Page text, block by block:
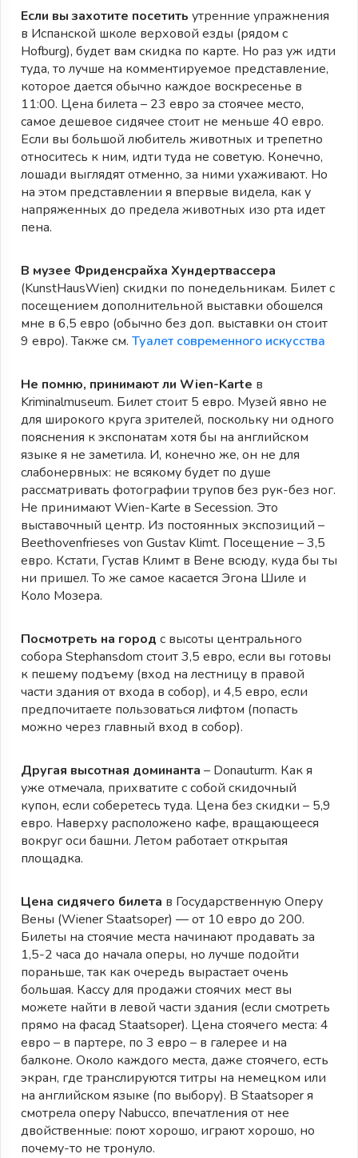
Если вы захотите посетить утренние упражнения
в Испанской школе верховой езды (рядом с
Hofburg), будет вам скидка по карте. Но раз уж идти
туда, то лучше на комментируемое представление,
которое дается обычно каждое воскресенье в
11:00. Цена билета – 23 евро за стоячее место,
самое дешевое сидячее стоит не меньше 40 евро.
Если вы большой любитель животных и трепетно
относитесь к ним, идти туда не советую. Конечно,
лошади выглядят отменно, за ними ухаживают. Но
на этом представлении я впервые видела, как у
напряженных до предела животных изо рта идет
пена.
В музее Фриденсрайха Хундертвассера
(KunstHausWien) скидки по понедельникам. Билет с
посещением дополнительной выставки обошелся
мне в 6,5 евро (обычно без доп. выставки он стоит
9 евро). Также см. Туалет современного искусства
Не помню, принимают ли Wien-Karte в
Kriminalmuseum. Билет стоит 5 евро. Музей явно не
для широкого круга зрителей, поскольку ни одного
пояснения к экспонатам хотя бы на английском
языке я не заметила. И, конечно же, он не для
слабонервных: не всякому будет по душе
рассматривать фотографии трупов без рук-без ног.
Не принимают Wien-Karte в Secession. Это
выставочный центр. Из постоянных экспозиций –
Beethovenfrieses von Gustav Klimt. Посещение – 3,5
евро. Кстати, Густав Климт в Вене всюду, куда бы ты
ни пришел. То же самое касается Эгона Шиле и
Коло Мозера.
Посмотреть на город с высоты центрального
собора Stephansdom стоит 3,5 евро, если вы готовы
к пешему подъему (вход на лестницу в правой
части здания от входа в собор), и 4,5 евро, если
предпочитаете пользоваться лифтом (попасть
можно через главный вход в собор).
Другая высотная доминанта – Donauturm. Как я
уже отмечала, прихватите с собой скидочный
купон, если соберетесь туда. Цена без скидки – 5,9
евро. Наверху расположено кафе, вращающееся
вокруг оси башни. Летом работает открытая
площадка.
Цена сидячего билета в Государственную Оперу
Вены (Wiener Staatsoper) — от 10 евро до 200.
Билеты на стоячие места начинают продавать за
1,5-2 часа до начала оперы, но лучше подойти
пораньше, так как очередь вырастает очень
большая. Кассу для продажи стоячих мест вы
можете найти в левой части здания (если смотреть
прямо на фасад Staatsoper). Цена стоячего места: 4
евро – в партере, по 3 евро – в галерее и на
балконе. Около каждого места, даже стоячего, есть
экран, где транслируются титры на немецком или
на английском языке (по выбору). В Staatsoper я
смотрела оперу Nabucco, впечатления от нее
двойственные: поют хорошо, играют хорошо, но
почему-то не тронуло.